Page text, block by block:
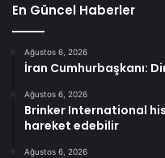
En Güncel Haberler
Ağustos 6, 2026
İran Cumhurbaşkanı:
Ağustos 6, 2026
Brinker International
hareket edebilir
Ağustos 6, 2026